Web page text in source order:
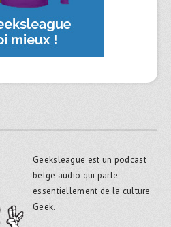
Geeksleague est un podcast
belge audio qui parle
essentiellement de la culture
Geek.